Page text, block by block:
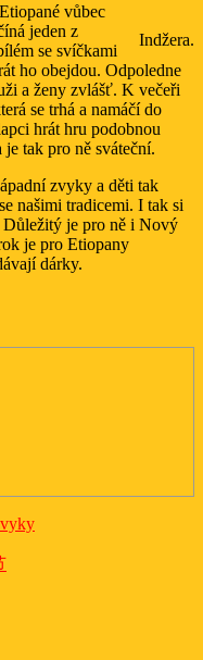
Indžera.
vůbec
jeden z
se svíčkami
ho obejdou. Odpoledne
a ženy zvlášť. K večeři
se trhá a namáčí do
hrát hru podobnou
tak pro ně sváteční.
zvyky a děti tak
našimi tradicemi. I tak si
Důležitý je pro ně i Nový
je pro Etiopany
dárky.